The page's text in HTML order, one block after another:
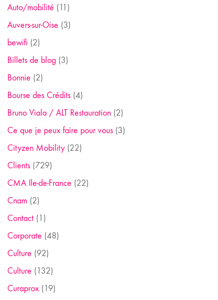
Auto/mobilité (11)
Auvers-sur-Oise (3)
bewifi (2)
Billets de blog (3)
Bonnie (2)
Bourse des Crédits (4)
Bruno Viala / ALT Restauration (2)
Ce que je peux faire pour vous (3)
Cityzen Mobility (22)
Clients (729)
CMA Ile-de-France (22)
Cnam (2)
Contact (1)
Corporate (48)
Culture (92)
Culture (132)
Curaprox (19)